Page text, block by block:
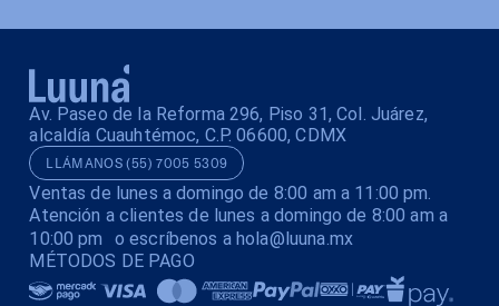
Av. Paseo de la Reforma 296, Piso 31, Col. Juárez,
alcaldía Cuauhtémoc, C.P. 06600, CDMX
LLÁMANOS (55) 7005 5309
Ventas de lunes a domingo de 8:00 am a 11:00 pm.
Atención a clientes de lunes a domingo de 8:00 am a
10:00 pm o escríbenos a hola@luuna.mx
MÉTODOS DE PAGO